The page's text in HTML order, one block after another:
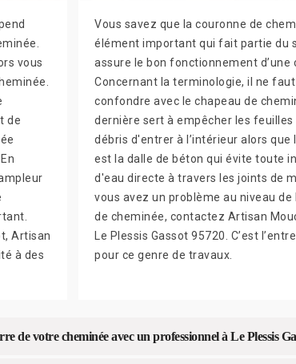
vous
de
Artisan
à des
Vous savez que la couronne de
élément important qui fait partie du
assure le bon fonctionnement d’une
Concernant la terminologie, il ne
confondre avec le chapeau de
dernière sert à empêcher les feuilles
débris d'entrer à l’intérieur alors que
est la dalle de béton qui évite toute
d'eau directe à travers les joints de
vous avez un problème au niveau de
de cheminée, contactez Artisan
Le Plessis Gassot 95720. C’est
pour ce genre de travaux.
de votre cheminée avec un professionnel à Le Plessis